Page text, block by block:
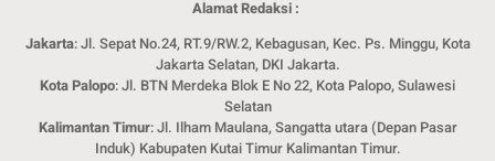
Alamat Redaksi :
Jakarta: Jl. Sepat No.24, RT.9/RW.2, Kebagusan, Kec. Ps. Minggu, Kota
Jakarta Selatan, DKI Jakarta.
Kota Palopo: Jl. BTN Merdeka Blok E No 22, Kota Palopo, Sulawesi
Selatan
Kalimantan Timur: Jl. Ilham Maulana, Sangatta utara (Depan Pasar
Induk) Kabupaten Kutai Timur Kalimantan Timur.